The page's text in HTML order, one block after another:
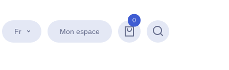
Fr Mon espace
0
Recherche